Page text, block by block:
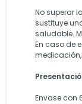
No superar
sustituye
saludable.
En caso de
Envase con